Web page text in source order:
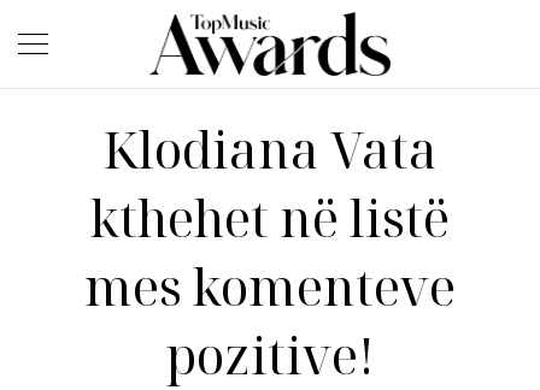
Klodiana Vata
kthehet në listë
mes komenteve
pozitive!